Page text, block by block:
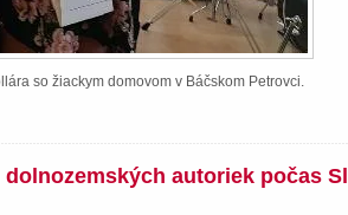
so žiackym domovom v Báčskom Petrovci.
autoriek počas